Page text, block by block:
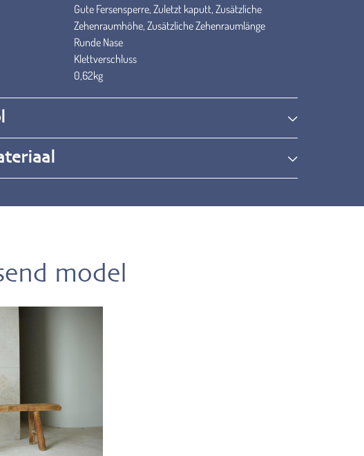
Gute Fersensperre, Zuletzt kaputt, Zusätzliche
Zehenraumhöhe, Zusätzliche Zehenraumlänge
Runde Nase
Klettverschluss
0,62kg
model